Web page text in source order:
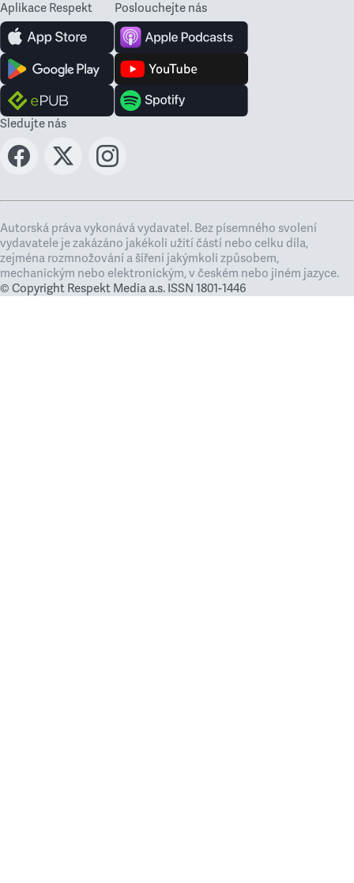
Aplikace Respekt Poslouchejte nás
Sledujte nás
Autorská práva vykonává vydavatel. Bez písemného svolení
vydavatele je zakázáno jakékoli užití částí nebo celku díla,
zejména rozmnožování a šíření jakýmkoli způsobem,
mechanickým nebo elektronickým, v českém nebo jiném jazyce.
© Copyright Respekt Media a.s. ISSN 1801-1446